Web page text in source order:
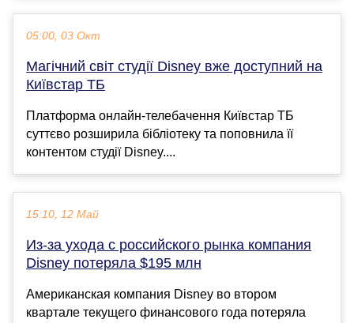
05:00, 03 Окт
Магічний світ студії Disney вже доступний на
Київстар ТБ
Платформа онлайн-телебачення Київстар ТБ
суттєво розширила бібліотеку та поповнила її
контентом студії Disney....
15:10, 12 Май
Из-за ухода с российского рынка компания
Disney потеряла $195 млн
Американская компания Disney во втором
квартале текущего финансового года потеряла